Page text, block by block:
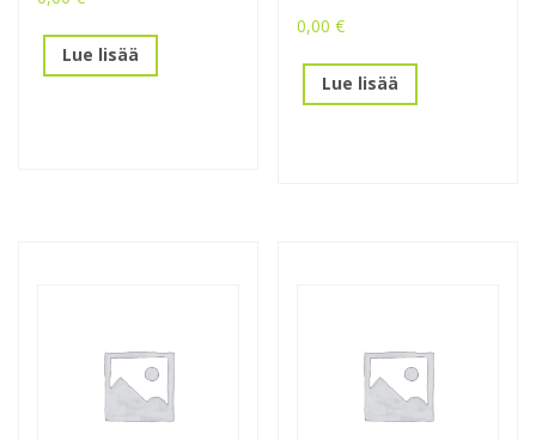
Lue lisää
0,00€
Lue lisää